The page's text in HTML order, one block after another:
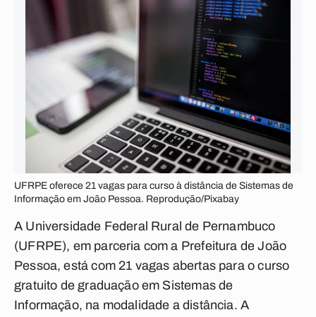
UFRPE oferece 21 vagas para curso à distância de Sistemas de
Informação em João Pessoa. Reprodução/Pixabay
A Universidade Federal Rural de Pernambuco
(UFRPE), em parceria com a Prefeitura de João
Pessoa, está com 21 vagas abertas para o curso
gratuito de graduação em Sistemas de
Informação, na modalidade a distância. A